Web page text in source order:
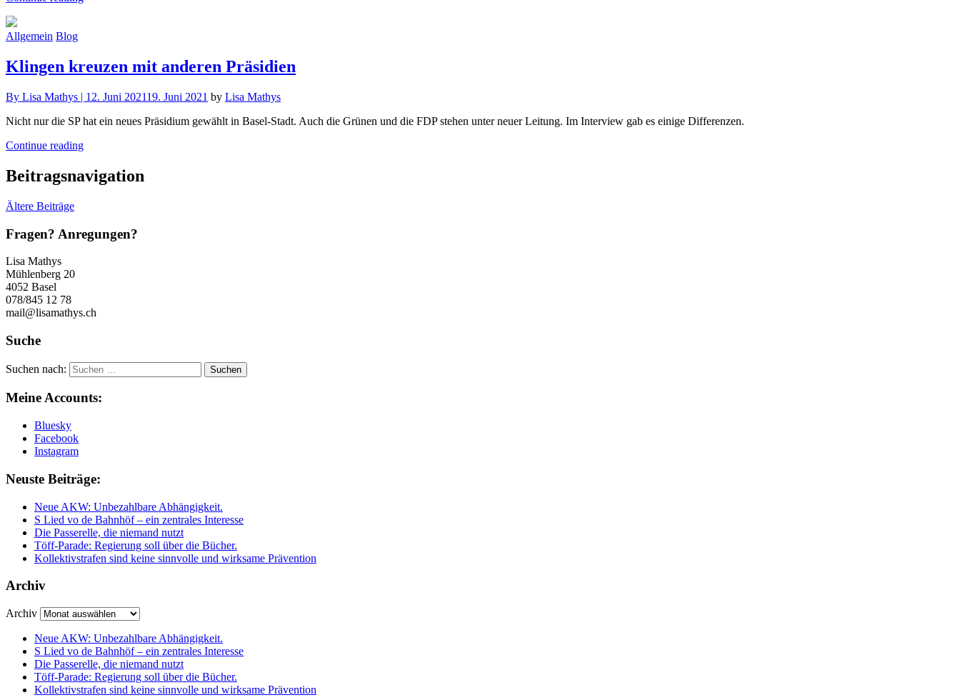
Allgemein Blog
Klingen kreuzen mit anderen Präsidien
By Lisa Mathys | 12. Juni 202119. Juni 2021 by Lisa Mathys
Nicht nur die SP hat ein neues Präsidium gewählt in Basel-Stadt. Auch die Grünen und die FDP stehen unter neuer Leitung. Im Interview gab es einige Differenzen.
Continue reading
Beitragsnavigation
Ältere Beiträge
Fragen? Anregungen?
Lisa Mathys
Mühlenberg 20
4052 Basel
078/845 12 78
mail@lisamathys.ch
Suche
Suchen nach:
Meine Accounts:
Bluesky
Facebook
Instagram
Neuste Beiträge:
Neue AKW: Unbezahlbare Abhängigkeit.
S Lied vo de Bahnhöf – ein zentrales Interesse
Die Passerelle, die niemand nutzt
Töff-Parade: Regierung soll über die Bücher.
Kollektivstrafen sind keine sinnvolle und wirksame Prävention
Archiv
Archiv
Neue AKW: Unbezahlbare Abhängigkeit.
S Lied vo de Bahnhöf – ein zentrales Interesse
Die Passerelle, die niemand nutzt
Töff-Parade: Regierung soll über die Bücher.
Kollektivstrafen sind keine sinnvolle und wirksame Prävention